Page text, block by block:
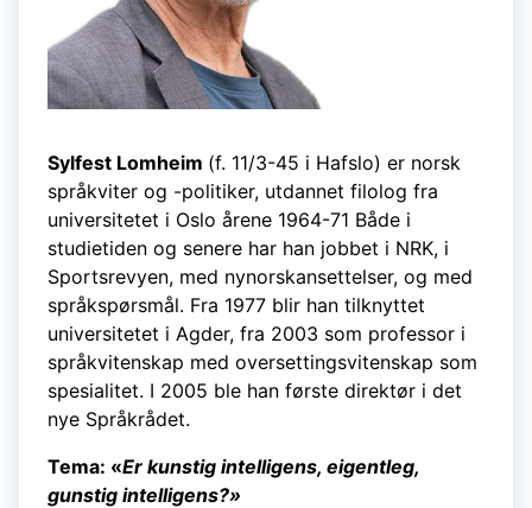
Sylfest Lomheim (f. 11/3-45 i Hafslo) er norsk
språkviter og -politiker, utdannet filolog fra
universitetet i Oslo årene 1964-71 Både i
studietiden og senere har han jobbet i NRK, i
Sportsrevyen, med nynorskansettelser, og med
språkspørsmål. Fra 1977 blir han tilknyttet
universitetet i Agder, fra 2003 som professor i
språkvitenskap med oversettingsvitenskap som
spesialitet. I 2005 ble han første direktør i det
nye Språkrådet.
Tema: «Er kunstig intelligens, eigentleg,
gunstig intelligens?»